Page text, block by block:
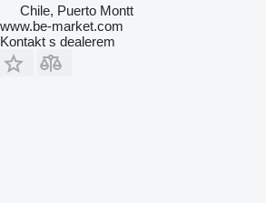
Chile, Puerto Montt
www.be-market.com
Kontakt s dealerem